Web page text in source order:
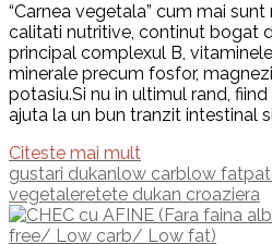
“Carnea vegetala” cum mai
calitati nutritive, continut bogat
principal complexul B,
minerale precum fosfor,
potasiu.Si nu in ultimul rand,
ajuta la un bun tranzit intestinal
Citeste mai mult
gustari dukanlow carblow fat
vegetaleretete dukan croaziera